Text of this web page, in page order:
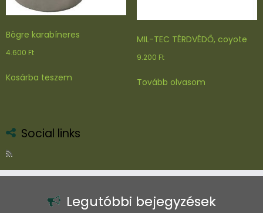
Bögre karabíneres
4.600 Ft
Kosárba teszem
MIL-TEC TÉRDVÉDŐ, coyote
9.200 Ft
Tovább olvasom
Social links
Legutóbbi bejegyzések